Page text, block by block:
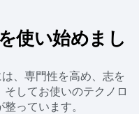
使い始めまし
、専門性を高め、志を
してお使いのテクノロ
っています。